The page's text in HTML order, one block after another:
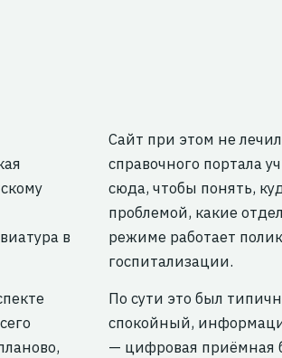
в
Сайт при этом не
справочного портала
сюда, чтобы понять,
проблемой, какие
режиме работает
госпитализации.
По сути это был
спокойный,
— цифровая приёмная